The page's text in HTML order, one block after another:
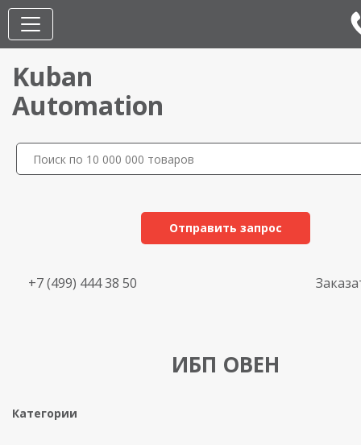
Kuban
Automation
Отправить запрос
+7 (499) 444 38 50
ИБП ОВЕН
Категории